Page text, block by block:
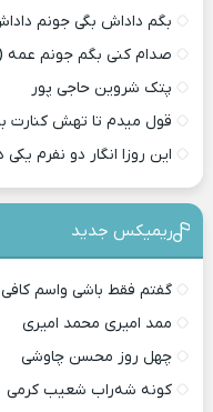
بگم داداش بگی جونم
صدام کنی بگم جونم عمه
پتک شروین حاجی پور
قول میدم تا تهش کنارت
این روزا انگار دو نفرم
ریمیکس جدید
گفتم فقط باشی واسم کافی
ممد امیری محمد امیری
چهل روز محسن چاوشی
کونه شه‌راب شعیب کرمی